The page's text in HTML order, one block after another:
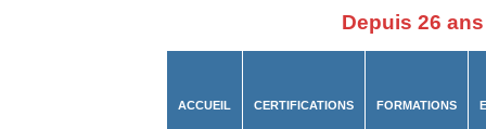
Depuis 26 ans
ACCUEIL CERTIFICATIONS FORMATIONS